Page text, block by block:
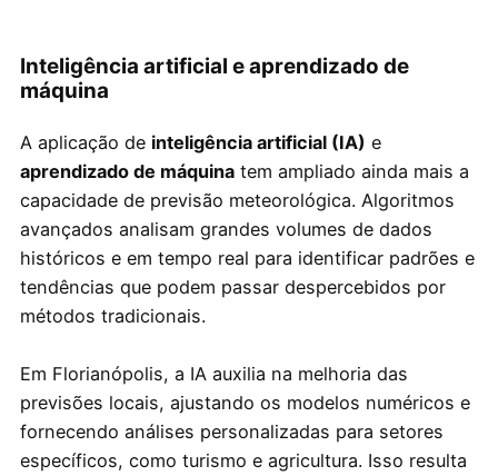
Inteligência artificial e aprendizado de
máquina
A aplicação de inteligência artificial (IA) e
aprendizado de máquinatem ampliado ainda mais a
capacidade de previsão meteorológica. Algoritmos
avançados analisam grandes volumes de dados
históricos e em tempo real para identificar padrões e
tendências que podem passar despercebidos por
métodos tradicionais.
Em Florianópolis, a IA auxilia na melhoria das
previsões locais, ajustando os modelos numéricos e
fornecendo análises personalizadas para setores
específicos, como turismo e agricultura. Isso resulta